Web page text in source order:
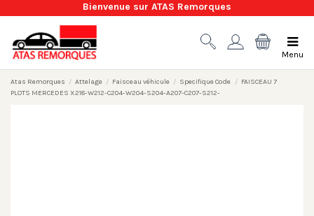
Bienvenue sur ATAS Remorques
Menu
Atas Remorques Attelage Faisceau véhicule Specifique Code
FAISCEAU 7
PLOTS MERCEDES X218-W212-C204-W204-S204-A207-C207-S212-